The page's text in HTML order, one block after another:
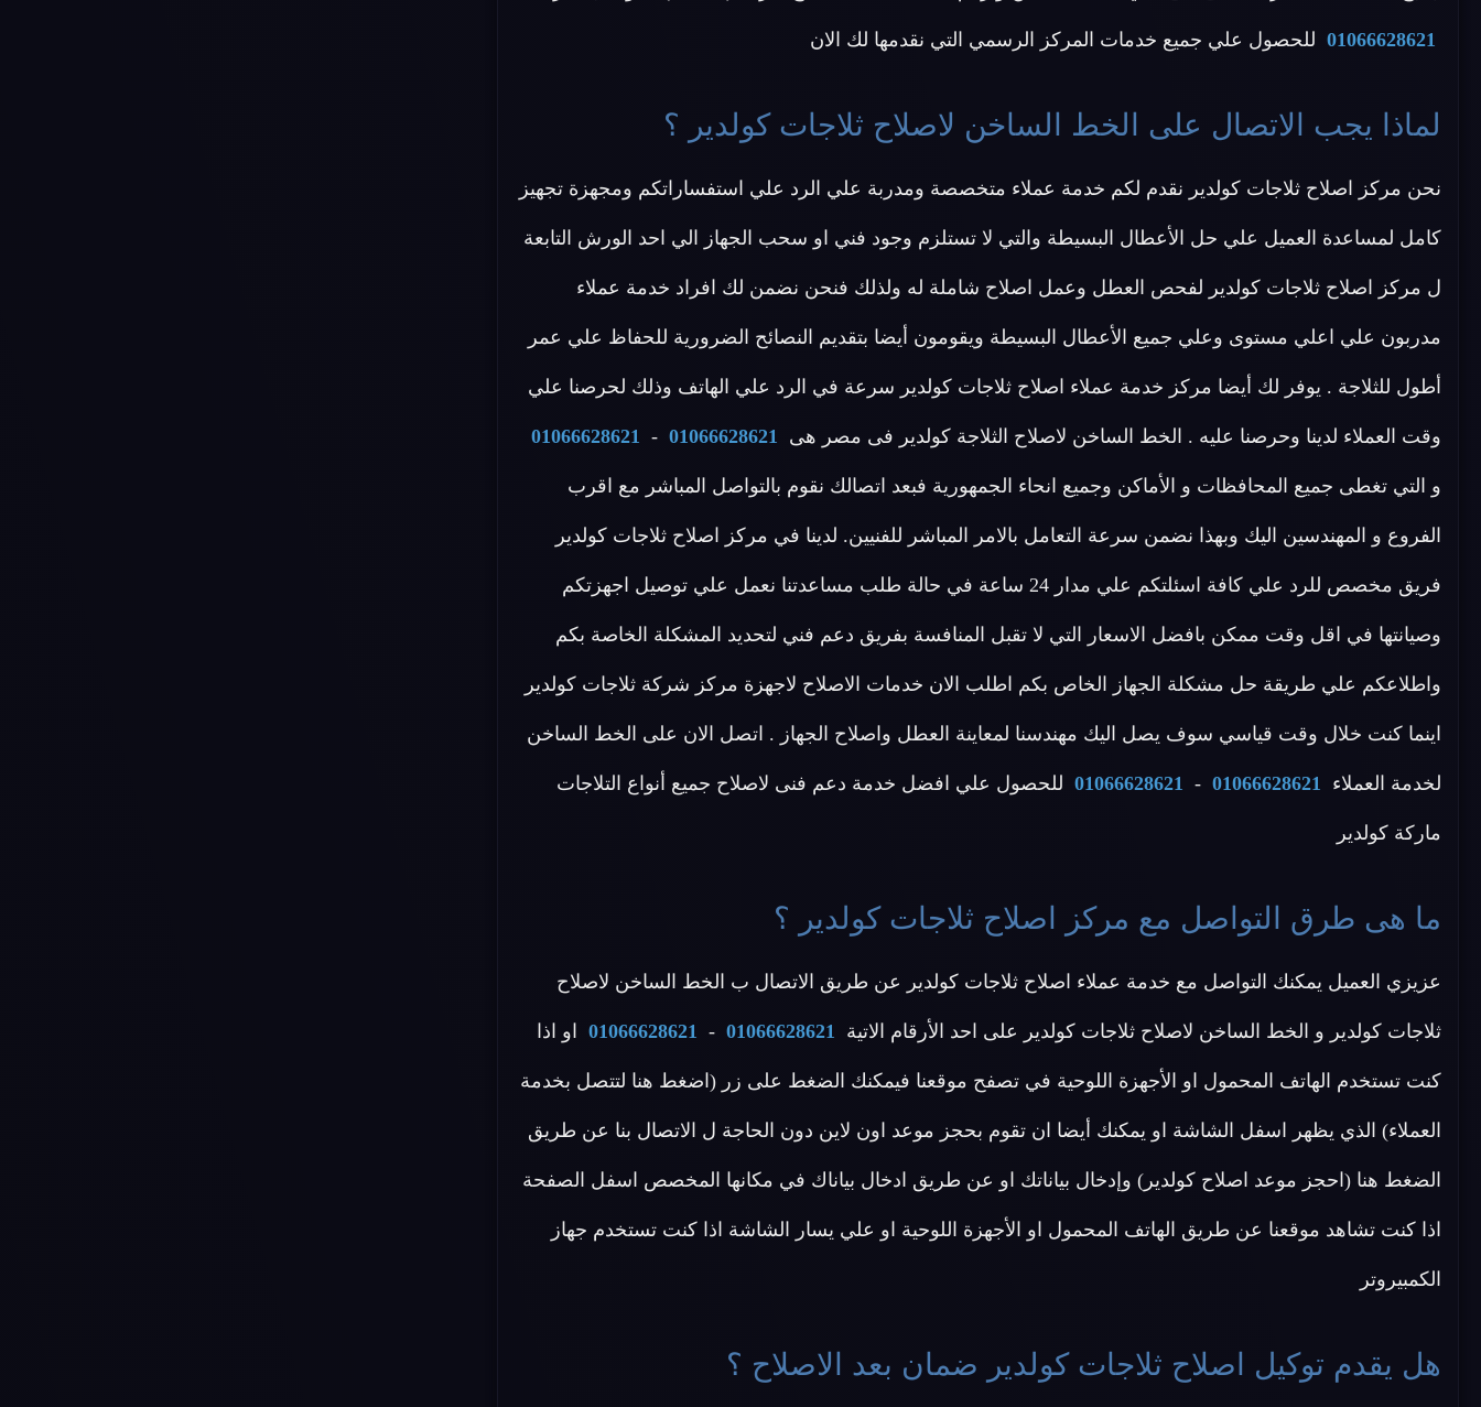
01066628621 للحصول علي جميع خدمات المركز الرسمي التي نقدمها لك الان
لماذا يجب الاتصال على الخط الساخن لاصلاح ثلاجات كولدير ؟
نحن مركز اصلاح ثلاجات كولدير نقدم لكم خدمة عملاء متخصصة ومدربة علي الرد علي استفساراتكم ومجهزة تجهيز
كامل لمساعدة العميل علي حل الأعطال البسيطة والتي لا تستلزم وجود فني او سحب الجهاز الي احد الورش التابعة
ل مركز اصلاح ثلاجات كولدير لفحص العطل وعمل اصلاح شاملة له ولذلك فنحن نضمن لك افراد خدمة عملاء
مدربون علي اعلي مستوى وعلي جميع الأعطال البسيطة ويقومون أيضا بتقديم النصائح الضرورية للحفاظ علي عمر
أطول للثلاجة . يوفر لك أيضا مركز خدمة عملاء اصلاح ثلاجات كولدير سرعة في الرد علي الهاتف وذلك لحرصنا علي
وقت العملاء لدينا وحرصنا عليه . الخط الساخن لاصلاح الثلاجة كولدير فى مصر هى 01066628621
-
01066628621
و التي تغطى جميع المحافظات و الأماكن وجميع انحاء الجمهورية فبعد اتصالك نقوم بالتواصل المباشر مع اقرب
الفروع و المهندسين اليك وبهذا نضمن سرعة التعامل بالامر المباشر للفنيين. لدينا في مركز اصلاح ثلاجات كولدير
فريق مخصص للرد علي كافة اسئلتكم علي مدار 24 ساعة في حالة طلب مساعدتنا نعمل علي توصيل اجهزتكم
وصيانتها في اقل وقت ممكن بافضل الاسعار التي لا تقبل المنافسة بفريق دعم فني لتحديد المشكلة الخاصة بكم
واطلاعكم علي طريقة حل مشكلة الجهاز الخاص بكم اطلب الان خدمات الاصلاح لاجهزة مركز شركة ثلاجات كولدير
اينما كنت خلال وقت قياسي سوف يصل اليك مهندسنا لمعاينة العطل واصلاح الجهاز . اتصل الان على الخط الساخن
لخدمة العملاء 01066628621
-
01066628621 للحصول علي افضل خدمة دعم فنى لاصلاح جميع أنواع التلاجات
ماركة كولدير
ما هى طرق التواصل مع مركز اصلاح ثلاجات كولدير ؟
عزيزي العميل يمكنك التواصل مع خدمة عملاء اصلاح ثلاجات كولدير عن طريق الاتصال ب الخط الساخن لاصلاح
ثلاجات كولدير و الخط الساخن لاصلاح ثلاجات كولدير على احد الأرقام الاتية 01066628621
-
01066628621 او اذا
كنت تستخدم الهاتف المحمول او الأجهزة اللوحية في تصفح موقعنا فيمكنك الضغط على زر (اضغط هنا لتتصل بخدمة
العملاء) الذي يظهر اسفل الشاشة او يمكنك أيضا ان تقوم بحجز موعد اون لاين دون الحاجة ل الاتصال بنا عن طريق
الضغط هنا (احجز موعد اصلاح كولدير) وإدخال بياناتك او عن طريق ادخال بياناك في مكانها المخصص اسفل الصفحة
اذا كنت تشاهد موقعنا عن طريق الهاتف المحمول او الأجهزة اللوحية او علي يسار الشاشة اذا كنت تستخدم جهاز
الكمبيروتر
هل يقدم توكيل اصلاح ثلاجات كولدير ضمان بعد الاصلاح ؟